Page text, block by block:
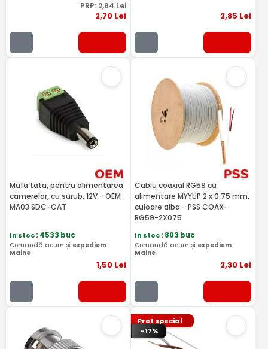
PRP: 2,84 Lei
2,70Lei 2,85 Lei
Mufa tata, pentru alimentarea
camerelor, cu surub, 12V - OEM
MA03 SDC-CAT
In stoc: 4533 buc
Comandă acum și expediem
Maine
1,50Lei
Cablu coaxial RG59 cu
alimentare MYYUP 2 x 0.75 mm,
culoare alba - PSS COAX-
RG59-2X075
In stoc: 803 buc
Comandă acum și expediem
Maine
2,30 Lei
Pret special
-17%